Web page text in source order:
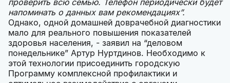
проверить всю семью. Телефон периодически будет
напоминать о данных вам рекомендациях”.
Однако, одной домашней доврачебной диагностики
мало для реального повышения показателей
здоровья населения, - заявил на “деловом
понедельнике” Артур Нуртдинов. Необходимо к
этой технологии присоединить городскую
Программу комплексной профилактики и